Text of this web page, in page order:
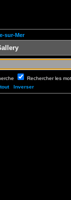
sur-Mer
Rechercher les
Inverser